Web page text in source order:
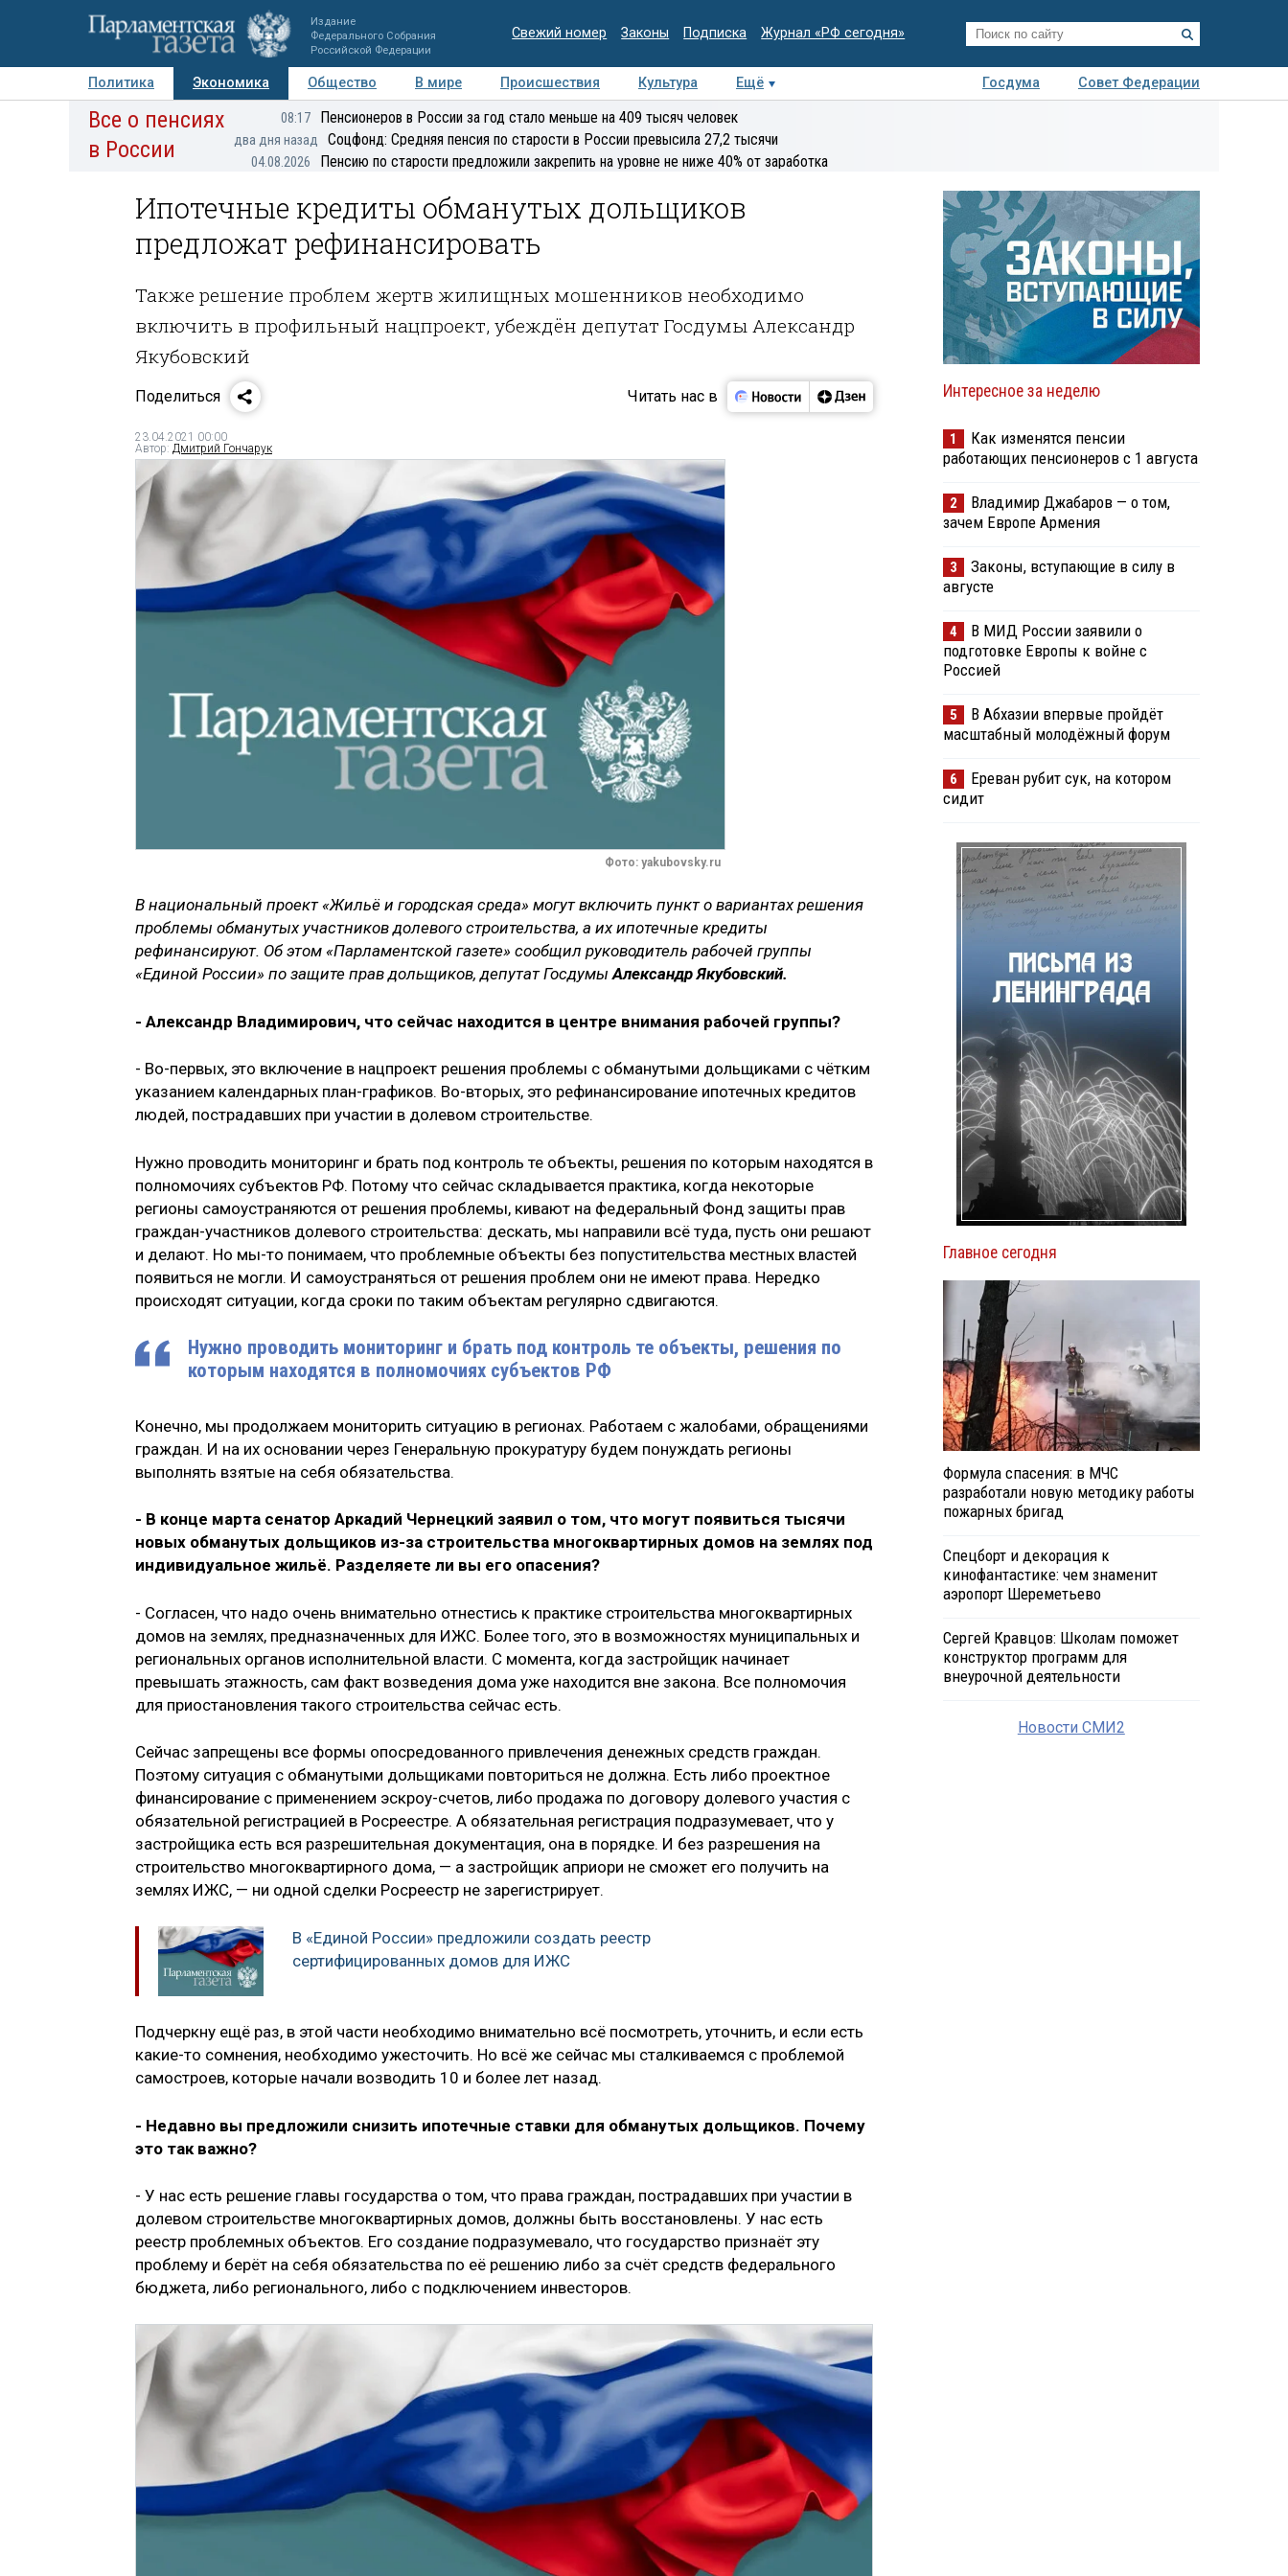
Издание
Федерального Собрания
Российской Федерации
Свежий номер Законы Подписка Журнал «РФ сегодня»
Политика Экономика Общество В мире Происшествия Культура Ещё Госдума
Совет Федерации
Авторы Персоны Мнения Регионы Медиацентр Интервью Колумнисты
Все о пенсиях
в России
08:17 Пенсионеров в России за год стало меньше на 409 тысяч человек
два дня назад Соцфонд: Средняя пенсия по старости в России превысила 27,2 тысячи
04.08.2026 Пенсию по старости предложили закрепить на уровне не ниже 40% от заработка
Ипотечные кредиты обманутых дольщиков
предложат рефинансировать
Также решение проблем жертв жилищных мошенников необходимо
включить в профильный нацпроект, убеждён депутат Госдумы Александр
Якубовский
Поделиться Читать нас в
23.04.2021 00:00
Автор: Дмитрий Гончарук
Фото: yakubovsky.ru
В национальный проект «Жильё и городская среда» могут включить пункт о вариантах решения
проблемы обманутых участников долевого строительства, а их ипотечные кредиты
рефинансируют. Об этом «Парламентской газете» сообщил руководитель рабочей группы
«Единой России» по защите прав дольщиков, депутат ГосдумыАлександр Якубовский.
- Александр Владимирович, что сейчас находится в центре внимания рабочей группы?
- Во-первых, это включение в нацпроект решения проблемы с обманутыми дольщиками с чётким
указанием календарных план-графиков. Во-вторых, это рефинансирование ипотечных кредитов
людей, пострадавших при участии в долевом строительстве.
Нужно проводить мониторинг и брать под контроль те объекты, решения по которым находятся в
полномочиях субъектов РФ. Потому что сейчас складывается практика, когда некоторые
регионы самоустраняются от решения проблемы, кивают на федеральный Фонд защиты прав
граждан-участников долевого строительства: дескать, мы направили всё туда, пусть они решают
и делают. Но мы-то понимаем, что проблемные объекты без попустительства местных властей
появиться не могли. И самоустраняться от решения проблем они не имеют права. Нередко
происходят ситуации, когда сроки по таким объектам регулярно сдвигаются.
Нужно проводить мониторинг и брать под контроль те объекты, решения по
которым находятся в полномочиях субъектов РФ
Конечно, мы продолжаем мониторить ситуацию в регионах. Работаем с жалобами, обращениями
граждан. И на их основании через Генеральную прокуратуру будем понуждать регионы
выполнять взятые на себя обязательства.
- В конце марта сенатор Аркадий Чернецкий заявил о том, что могут появиться тысячи
новых обманутых дольщиков из-за строительства многоквартирных домов на землях под
индивидуальное жильё. Разделяете ли вы его опасения?
- Согласен, что надо очень внимательно отнестись к практике строительства многоквартирных
домов на землях, предназначенных для ИЖС. Более того, это в возможностях муниципальных и
региональных органов исполнительной власти. С момента, когда застройщик начинает
превышать этажность, сам факт возведения дома уже находится вне закона. Все полномочия
для приостановления такого строительства сейчас есть.
Сейчас запрещены все формы опосредованного привлечения денежных средств граждан.
Поэтому ситуация с обманутыми дольщиками повториться не должна. Есть либо проектное
финансирование с применением эскроу-счетов, либо продажа по договору долевого участия с
обязательной регистрацией в Росреестре. А обязательная регистрация подразумевает, что у
застройщика есть вся разрешительная документация, она в порядке. И без разрешения на
строительство многоквартирного дома, — а застройщик априори не сможет его получить на
землях ИЖС, — ни одной сделки Росреестр не зарегистрирует.
В «Единой России» предложили создать реестр
сертифицированных домов для ИЖС
Подчеркну ещё раз, в этой части необходимо внимательно всё посмотреть, уточнить, и если есть
какие-то сомнения, необходимо ужесточить. Но всё же сейчас мы сталкиваемся с проблемой
самостроев, которые начали возводить 10 и более лет назад.
- Недавно вы предложили снизить ипотечные ставки для обманутых дольщиков. Почему
это так важно?
- У нас есть решение главы государства о том, что права граждан, пострадавших при участии в
долевом строительстве многоквартирных домов, должны быть восстановлены. У нас есть
реестр проблемных объектов. Его создание подразумевало, что государство признаёт эту
проблему и берёт на себя обязательства по её решению либо за счёт средств федерального
бюджета, либо регионального, либо с подключением инвесторов.
Интересное за неделю
1
Как изменятся пенсии
работающих пенсионеров с 1 августа
2
Владимир Джабаров — о том,
зачем Европе Армения
3
Законы, вступающие в силу в
августе
4
В МИД России заявили о
подготовке Европы к войне с
Россией
5
В Абхазии впервые пройдёт
масштабный молодёжный форум
6
Ереван рубит сук, на котором
сидит
Главное сегодня
Формула спасения: в МЧС
разработали новую методику работы
пожарных бригад
Спецборт и декорация к
кинофантастике: чем знаменит
аэропорт Шереметьево
Сергей Кравцов: Школам поможет
конструктор программ для
внеурочной деятельности
Новости СМИ2